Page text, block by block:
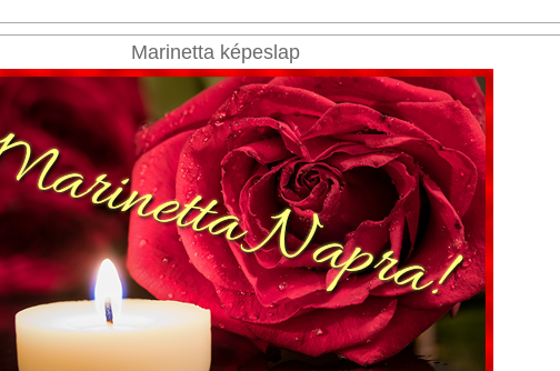
Marinetta képeslap